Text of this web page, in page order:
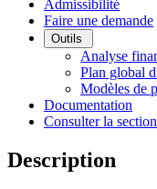
Admissibilité
Faire une demande
Outils
Analyse
Plan global
Modèles de
Documentation
Consulter la
Description